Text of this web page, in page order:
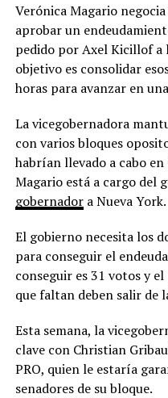
Verónica Magario
aprobar un
pedido por Axel Kicillof a
objetivo es consolidar
horas para avanzar en
La vicegobernadora
con varios bloques
habrían llevado a cabo en
Magario está a cargo del
gobernadora Nueva York.
El gobierno necesita los
para conseguir el
conseguir es 31 votos y
que faltan deben salir de
Esta semana, la
clave con Christian
PRO, quien le estaría
senadores de su bloque.